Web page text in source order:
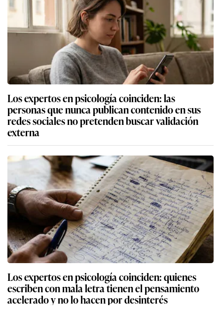
Los expertos en psicología coinciden: las
personas que nunca publican contenido en sus
redes sociales no pretenden buscar validación
externa
Los expertos en psicología coinciden: quienes
escriben con mala letra tienen el pensamiento
acelerado y no lo hacen por desinterés